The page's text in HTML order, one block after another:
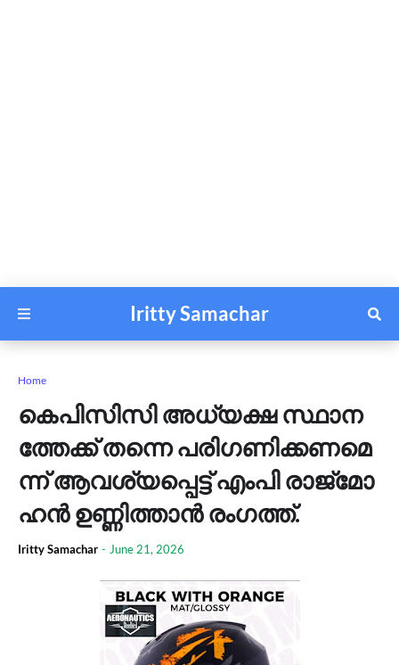
Iritty Samachar
Home
കെ​പി​സി​സി അ​ധ്യ​ക്ഷ സ്ഥാ​ന​
ത്തേ​ക്ക് ത​ന്നെ പ​രി​ഗ​ണി​ക്ക​ണ​മെ​
ന്ന് ആ​വ​ശ്യ​പ്പെ​ട്ട് എം​പി രാ​ജ്‌​മോ​
ഹ​ൻ ഉ​ണ്ണി​ത്താ​ൻ രം​ഗ​ത്ത്.
Iritty Samachar - June 21, 2026